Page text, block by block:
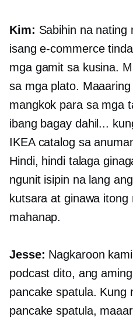
Kim: Sabihin na nating
isange-commerce
mga gamit sa kusina.
sa mga plato.
mangkok para sa mga
ibang bagay dahil...
IKEA catalog sa
Hindi, hindi talaga
ngunit isipin na lang
kutsara at ginawa itong
mahanap.
Jesse: Nagkaroon
podcast dito, ang
pancake spatula. Kung
pancake spatula,